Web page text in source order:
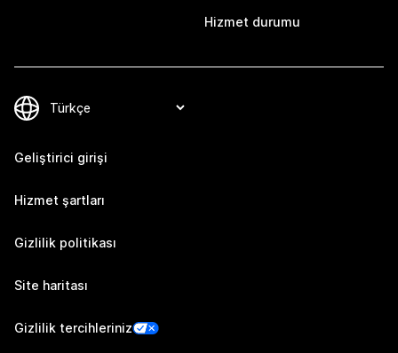
Hizmet durumu
Geliştirici girişi
Hizmet şartları
Gizlilik politikası
Site haritası
Gizlilik tercihleriniz